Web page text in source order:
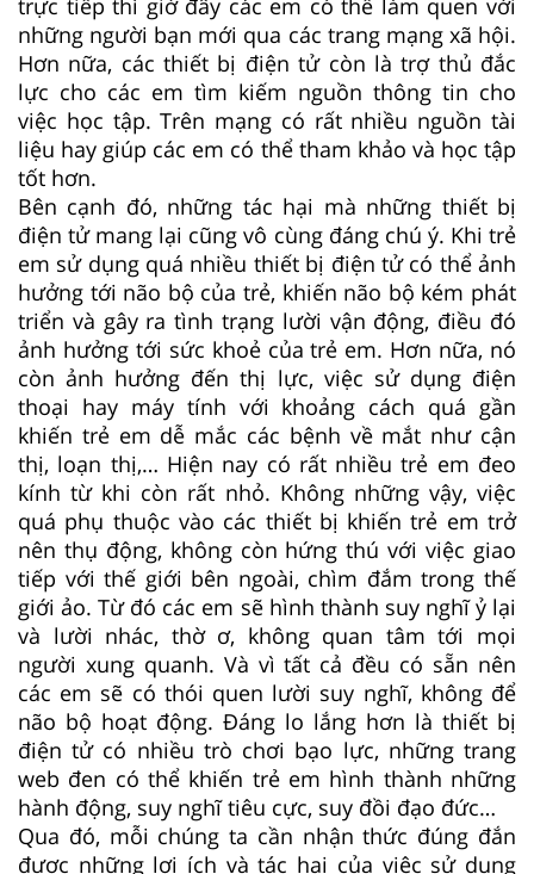
những người bạn mới qua các trang mạng xã hội.
Hơn nữa, các thiết bị điện tử còn là trợ thủ đắc
lực cho các em tìm kiếm nguồn thông tin cho
việc học tập. Trên mạng có rất nhiều nguồn tài
liệu hay giúp các em có thể tham khảo và học tập
tốt hơn.
Bên cạnh đó, những tác hại mà những thiết bị
điện tử mang lại cũng vô cùng đáng chú ý. Khi trẻ
em sử dụng quá nhiều thiết bị điện tử có thể ảnh
hưởng tới não bộ của trẻ, khiến não bộ kém phát
triển và gây ra tình trạng lười vận động, điều đó
ảnh hưởng tới sức khoẻ của trẻ em. Hơn nữa, nó
còn ảnh hưởng đến thị lực, việc sử dụng điện
thoại hay máy tính với khoảng cách quá gần
khiến trẻ em dễ mắc các bệnh về mắt như cận
thị, loạn thị,… Hiện nay có rất nhiều trẻ em đeo
kính từ khi còn rất nhỏ. Không những vậy, việc
quá phụ thuộc vào các thiết bị khiến trẻ em trở
nên thụ động, không còn hứng thú với việc giao
tiếp với thế giới bên ngoài, chìm đắm trong thế
giới ảo. Từ đó các em sẽ hình thành suy nghĩ ỷ lại
và lười nhác, thờ ơ, không quan tâm tới mọi
người xung quanh. Và vì tất cả đều có sẵn nên
các em sẽ có thói quen lười suy nghĩ, không để
não bộ hoạt động. Đáng lo lắng hơn là thiết bị
điện tử có nhiều trò chơi bạo lực, những trang
web đen có thể khiến trẻ em hình thành những
hành động, suy nghĩ tiêu cực, suy đồi đạo đức…
Qua đó, mỗi chúng ta cần nhận thức đúng đắn
được những lợi ích và tác hại của việc sử dụng